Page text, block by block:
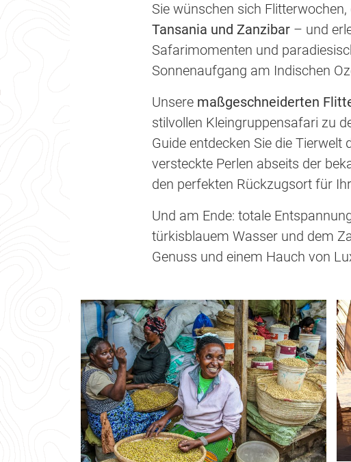
Sie wünschen sich
Tansania und Zanzibar – und
Safarimomenten und
Sonnenaufgang am Indischen
Unsere maßgeschneiderten
stilvollen Kleingruppensafari zu
Guide entdecken Sie die
versteckte Perlen abseits der
den perfekten Rückzugsort für
Und am Ende: totale
türkisblauem Wasser und dem
Genuss und einem Hauch von